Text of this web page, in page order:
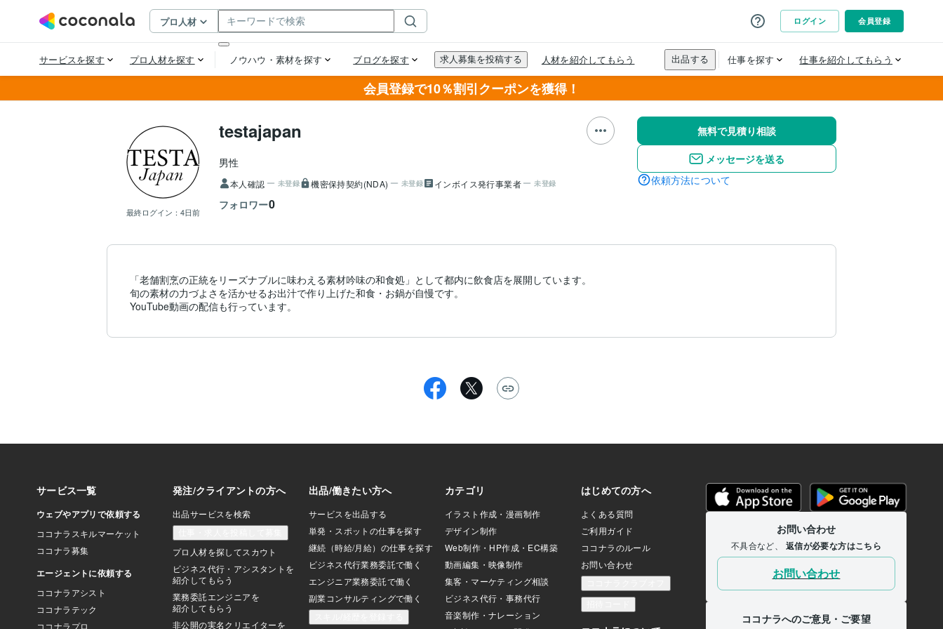
会員登録で10％割引クーポンを獲得！
最終ログイン： 4日前
testajapan
男性
本人確認 未登録 機密保持契約(NDA) 未登録 インボイス発行事業者 未登録
フォロワー0
無料で見積り相談
メッセージを送る
依頼方法について
「老舗割烹の正統をリーズナブルに味わえる素材吟味の和食処」として都内に飲食店を展開しています。
旬の素材の力づよさを活かせるお出汁で作り上げた和食・お鍋が自慢です。
YouTube動画の配信も行っています。